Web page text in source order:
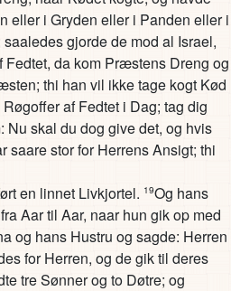
eller i Gryden eller i Panden eller i
gjorde de mod al Israel,
da kom Præstens Dreng og
thi han vil ikke tage kogt Kød
af Fedtet i Dag; tag dig
skal du dog give det, og hvis
stor for Herrens Ansigt; thi
en linnet Livkjortel. 19Og hans
Aar til Aar, naar hun gik op med
og hans Hustru og sagde: Herren
for Herren, og de gik til deres
tre Sønner og to Døtre; og